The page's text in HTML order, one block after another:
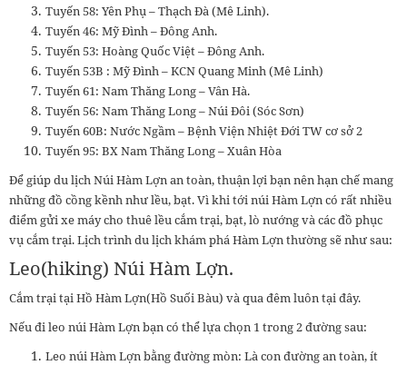
Tuyến 58: Yên Phụ – Thạch Đà (Mê Linh).
Tuyến 46: Mỹ Đình – Đông Anh.
Tuyến 53: Hoàng Quốc Việt – Đông Anh.
Tuyến 53B : Mỹ Đình – KCN Quang Minh (Mê Linh)
Tuyến 61: Nam Thăng Long – Vân Hà.
Tuyến 56: Nam Thăng Long – Núi Đôi (Sóc Sơn)
Tuyến 60B: Nước Ngầm – Bệnh Viện Nhiệt Đới TW cơ sở 2
Tuyến 95: BX Nam Thăng Long – Xuân Hòa
Để giúp du lịch Núi Hàm Lợn an toàn, thuận lợi bạn nên hạn chế mang
những đồ cồng kềnh như lều, bạt. Vì khi tới núi Hàm Lợn có rất nhiều
điểm gửi xe máy cho thuê lều cắm trại, bạt, lò nướng và các đồ phục
vụ cắm trại. Lịch trình du lịch khám phá Hàm Lợn thường sẽ như sau:
Leo(hiking) Núi Hàm Lợn.
Cắm trại tại Hồ Hàm Lợn(Hồ Suối Bàu) và qua đêm luôn tại đây.
Nếu đi leo núi Hàm Lợn bạn có thể lựa chọn 1 trong 2 đường sau:
Leo núi Hàm Lợn bằng đường mòn: Là con đường an toàn, ít